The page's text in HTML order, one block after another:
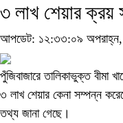
৩ লাখ শেয়ার ক্রয়
আপডেট: ১২:৩৩:০৯ অপরাহ্ন,
পুঁজিবাজারে তালিকাভুক্ত বীমা
৩ লাখ শেয়ার কেনা সম্পন্ন
তথ্য জানা গেছে।